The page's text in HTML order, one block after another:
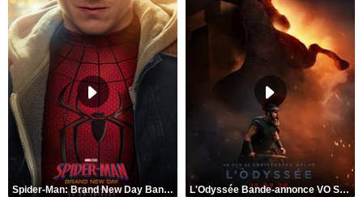
Spider-Man: Brand New Day Bande-annonce VO STFR L'Odyssée Bande-annonce VO STFR